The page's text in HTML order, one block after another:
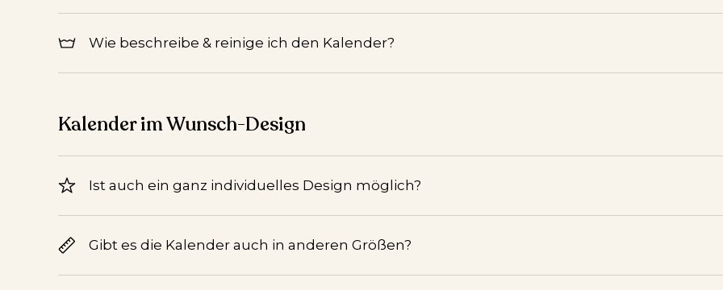
Wie beschreibe & reinige ich den Kalender?
Kalender im Wunsch-Design
Ist auch ein ganz individuelles Design möglich?
Gibt es die Kalender auch in anderen Größen?